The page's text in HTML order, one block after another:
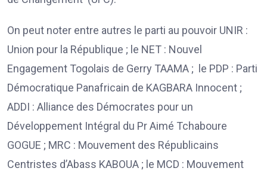
On peut noter entre autres le parti au pouvoir UNIR :
Union pour la République ; le NET : Nouvel
Engagement Togolais de Gerry TAAMA ; le PDP : Parti
Démocratique Panafricain de KAGBARA Innocent ;
ADDI : Alliance des Démocrates pour un
Développement Intégral du Pr Aimé Tchaboure
GOGUE ; MRC : Mouvement des Républicains
Centristes d’Abass KABOUA ; le MCD : Mouvement